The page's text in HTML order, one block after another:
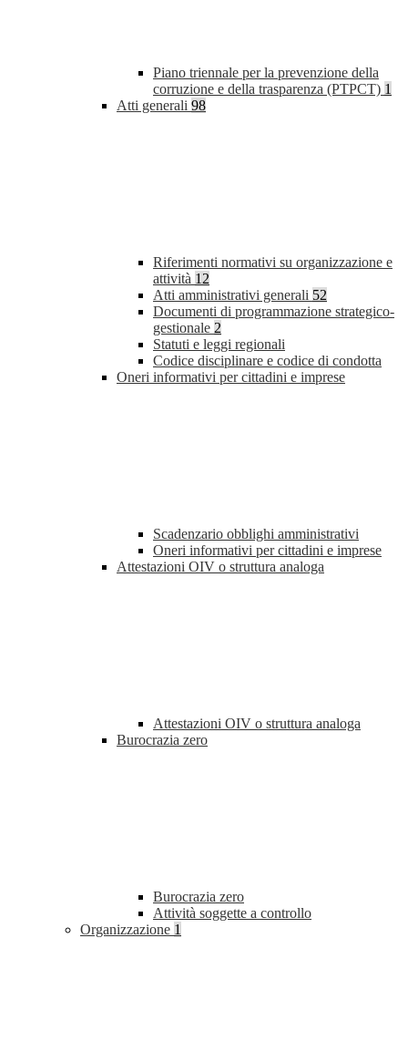
Piano triennale per la prevenzione della
corruzione e della trasparenza (PTPCT) 1
Atti generali 98
Riferimenti normativi su organizzazione e
attività 12
Atti amministrativi generali 52
Documenti di programmazione strategico-
gestionale 2
Statuti e leggi regionali
Codice disciplinare e codice di condotta
Oneri informativi per cittadini e imprese
Scadenzario obblighi amministrativi
Oneri informativi per cittadini e imprese
Attestazioni OIV o struttura analoga
Attestazioni OIV o struttura analoga
Burocrazia zero
Burocrazia zero
Attività soggette a controllo
Organizzazione 1